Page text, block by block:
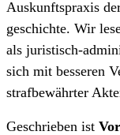
Auskunfts­praxis
geschichte. Wir
als juristisch-
sich mit besseren
strafbewährter
Geschrieben ist